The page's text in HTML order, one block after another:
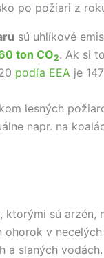
po požiari z
sú uhlíkové
ton CO2. Ak si
podľa EEA je
lesných
napr. na
ktorými sú
ohorok v
a slaných vodách.